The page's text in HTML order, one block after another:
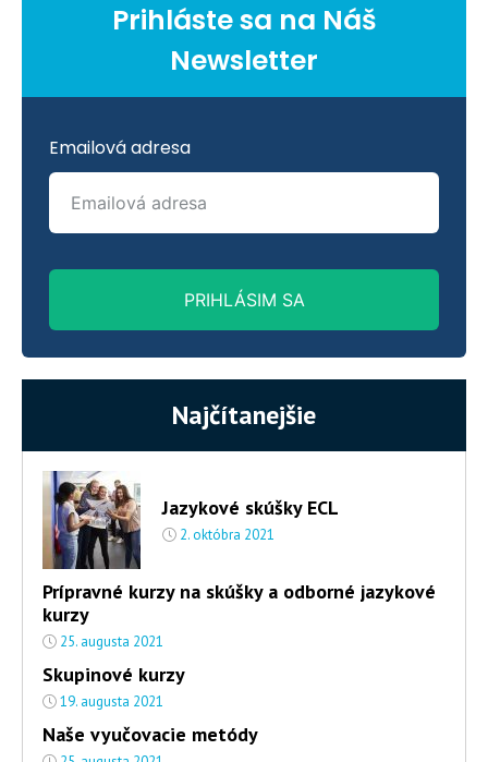
Prihláste sa na Náš
Newsletter
Emailová adresa
PRIHLÁSIM SA
Najčítanejšie
Jazykové skúšky ECL
2. októbra 2021
Prípravné kurzy na skúšky a odborné jazykové
kurzy
25. augusta 2021
Skupinové kurzy
19. augusta 2021
Naše vyučovacie metódy